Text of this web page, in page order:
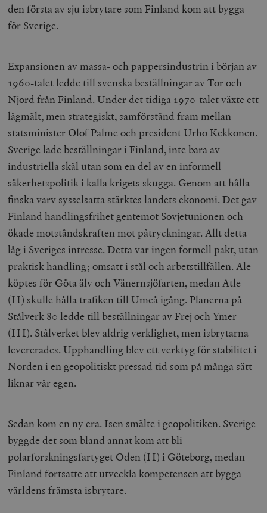
den första av sju isbrytare som Finland kom att bygga
för Sverige.
Expansionen av massa- och pappersindustrin i början av
1960-talet ledde till svenska beställningar av Tor och
Njord från Finland. Under det tidiga 1970-talet växte ett
lågmält, men strategiskt, samförstånd fram mellan
statsminister Olof Palme och president Urho Kekkonen.
Sverige lade beställningar i Finland, inte bara av
industriella skäl utan som en del av en informell
säkerhetspolitik i kalla krigets skugga. Genom att hålla
finska varv sysselsatta stärktes landets ekonomi. Det gav
Finland handlingsfrihet gentemot Sovjetunionen och
ökade motståndskraften mot påtryckningar. Allt detta
låg i Sveriges intresse. Detta var ingen formell pakt, utan
praktisk handling; omsatt i stål och arbetstillfällen. Ale
köptes för Göta älv och Vänernsjöfarten, medan Atle
(II) skulle hålla trafiken till Umeå igång. Planerna på
Stålverk 80 ledde till beställningar av Frej och Ymer
(III). Stålverket blev aldrig verklighet, men isbrytarna
levererades. Upphandling blev ett verktyg för stabilitet i
Norden i en geopolitiskt pressad tid som på många sätt
liknar vår egen.
Sedan kom en ny era. Isen smälte i geopolitiken. Sverige
byggde det som bland annat kom att bli
polarforskningsfartyget Oden (II) i Göteborg, medan
Finland fortsatte att utveckla kompetensen att bygga
världens främsta isbrytare.